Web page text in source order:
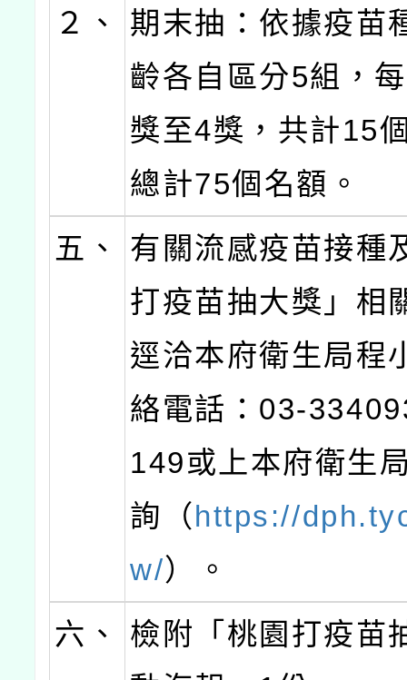
２、
期末抽：依據疫苗
齡各自區分5組，
獎至4獎，共計15
總計75個名額。
五、
有關流感疫苗接種
打疫苗抽大獎」相
逕洽本府衛生局程
絡電話：03-
149或上本府衛生
詢（https://
w/）。
六、
檢附「桃園打疫苗